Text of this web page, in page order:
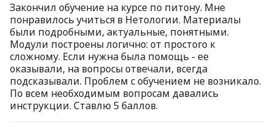
Закончил обучение на курсе по питону. Мне
понравилось учиться в Нетологии. Материалы
были подробными, актуальные, понятными.
Модули построены логично: от простого к
сложному. Если нужна была помощь - ее
оказывали, на вопросы отвечали, всегда
подсказывали. Проблем с обучением не возникало.
По всем необходимым вопросам давались
инструкции. Ставлю 5 баллов.